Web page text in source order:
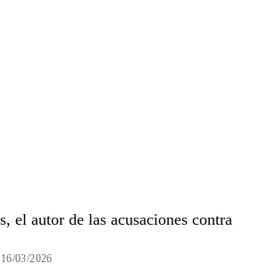
el autor de las acusaciones contra
03/2026